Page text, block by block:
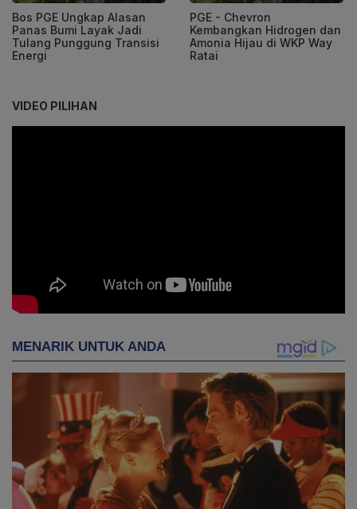
Bos PGE Ungkap Alasan
Panas Bumi Layak Jadi
Tulang Punggung Transisi
Energi
PGE - Chevron
Kembangkan Hidrogen dan
Amonia Hijau di WKP Way
Ratai
VIDEO PILIHAN